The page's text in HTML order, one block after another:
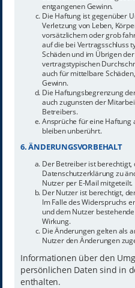
entgangenen Gewinn.
Die Haftung ist gegenüber
Verletzung von Leben,
vorsätzlichem oder grob
auf die bei Vertragsschluss
Schäden und im Übrigen
vertragstypischen
auch für mittelbare
Gewinn.
Die Haftungsbegrenzung
auch zugunsten der
Betreibers.
Ansprüche für eine Haftung
bleiben unberührt.
6. ÄNDERUNGSVORBEHALT
Der Betreiber ist berechtigt,
Datenschutzerklärung zu
Nutzer per E-Mail mitgeteilt.
Der Nutzer ist berechtigt,
Im Falle des Widerspruchs
und dem Nutzer
Wirkung.
Die Änderungen gelten als
Nutzer den Änderungen
Informationen über den
persönlichen Daten sind in
enthalten.